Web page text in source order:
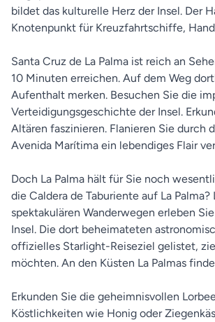
bildet das kulturelle Herz der Insel. Der
Knotenpunkt für Kreuzfahrtschiffe,
Santa Cruz de La Palma ist reich an
10 Minuten erreichen. Auf dem Weg
Aufenthalt merken. Besuchen Sie die
Verteidigungsgeschichte der Insel.
Altären faszinieren. Flanieren Sie durch
Avenida Marítima ein lebendiges Flair
Doch La Palma hält für Sie noch
die Caldera de Taburiente auf La
spektakulären Wanderwegen erleben
Insel. Die dort beheimateten
offizielles Starlight-Reiseziel gelistet,
möchten. An den Küsten La Palmas
Erkunden Sie die geheimnisvollen
Köstlichkeiten wie Honig oder